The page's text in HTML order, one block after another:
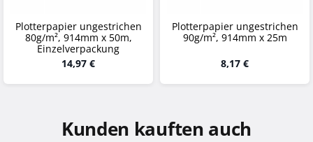
Plotterpapier ungestrichen
80g/m², 914mm x 50m,
Einzelverpackung
14,97 €
Plotterpapier ungestrichen
90g/m², 914mm x 25m
8,17 €
Kunden kauften auch